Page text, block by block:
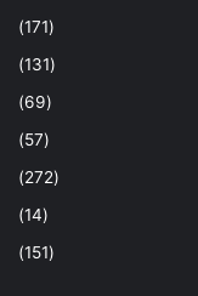
(171)
(131)
(69)
(57)
(272)
(14)
(151)